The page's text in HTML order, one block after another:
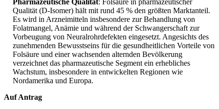
Pharmazeutische Qualität: Folsäure in pharmazeutischer
Qualität (D-Isomer) hält mit rund 45 % den größten Marktanteil.
Es wird in Arzneimitteln insbesondere zur Behandlung von
Folatmangel, Anämie und während der Schwangerschaft zur
Vorbeugung von Neuralrohrdefekten eingesetzt. Angesichts des
zunehmenden Bewusstseins für die gesundheitlichen Vorteile von
Folsäure und einer wachsenden alternden Bevölkerung
verzeichnet das pharmazeutische Segment ein erhebliches
Wachstum, insbesondere in entwickelten Regionen wie
Nordamerika und Europa.
Auf Antrag